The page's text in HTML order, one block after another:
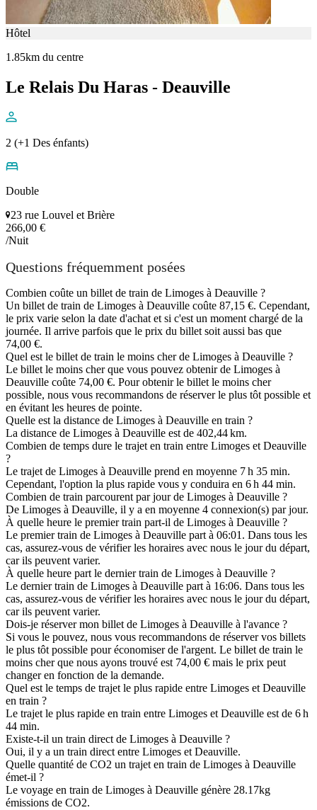
Hôtel
1.85km du centre
Le Relais Du Haras - Deauville
2 (+1 Des énfants)
Double
23 rue Louvel et Brière
266,00 €
/Nuit
Questions fréquemment posées
Combien coûte un billet de train de Limoges à Deauville ?
Un billet de train de Limoges à Deauville coûte 87,15 €. Cependant,
le prix varie selon la date d'achat et si c'est un moment chargé de la
journée. Il arrive parfois que le prix du billet soit aussi bas que
74,00 €.
Quel est le billet de train le moins cher de Limoges à Deauville ?
Le billet le moins cher que vous pouvez obtenir de Limoges à
Deauville coûte 74,00 €. Pour obtenir le billet le moins cher
possible, nous vous recommandons de réserver le plus tôt possible et
en évitant les heures de pointe.
Quelle est la distance de Limoges à Deauville en train ?
La distance de Limoges à Deauville est de 402,44 km.
Combien de temps dure le trajet en train entre Limoges et Deauville
?
Le trajet de Limoges à Deauville prend en moyenne 7 h 35 min.
Cependant, l'option la plus rapide vous y conduira en 6 h 44 min.
Combien de train parcourent par jour de Limoges à Deauville ?
De Limoges à Deauville, il y a en moyenne 4 connexion(s) par jour.
À quelle heure le premier train part-il de Limoges à Deauville ?
Le premier train de Limoges à Deauville part à 06:01. Dans tous les
cas, assurez-vous de vérifier les horaires avec nous le jour du départ,
car ils peuvent varier.
À quelle heure part le dernier train de Limoges à Deauville ?
Le dernier train de Limoges à Deauville part à 16:06. Dans tous les
cas, assurez-vous de vérifier les horaires avec nous le jour du départ,
car ils peuvent varier.
Dois-je réserver mon billet de Limoges à Deauville à l'avance ?
Si vous le pouvez, nous vous recommandons de réserver vos billets
le plus tôt possible pour économiser de l'argent. Le billet de train le
moins cher que nous ayons trouvé est 74,00 € mais le prix peut
changer en fonction de la demande.
Quel est le temps de trajet le plus rapide entre Limoges et Deauville
en train ?
Le trajet le plus rapide en train entre Limoges et Deauville est de 6 h
44 min.
Existe-t-il un train direct de Limoges à Deauville ?
Oui, il y a un train direct entre Limoges et Deauville.
Quelle quantité de CO2 un trajet en train de Limoges à Deauville
émet-il ?
Le voyage en train de Limoges à Deauville génère 28.17kg
émissions de CO2.